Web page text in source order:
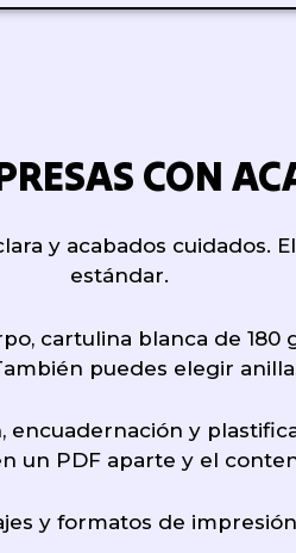
CON
y acabados cuidados.
estándar.
cartulina blanca de
puedes elegir
y
un PDF aparte y el
y formatos de